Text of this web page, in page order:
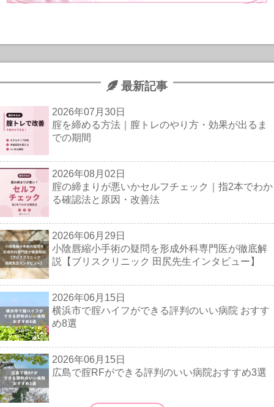
最新記事
2026年07月30日
腟を締める方法｜膣トレのやり方・効果が出るま
での期間
2026年08月02日
腟の締まりが悪いかセルフチェック｜指2本でわか
る確認法と原因・改善法
2026年06月29日
小陰唇縮小手術の疑問を形成外科専門医が徹底解
説【ブリスクリニック 田尻先生インタビュー】
2026年06月15日
横浜市で腟ハイフができる評判のいい病院 おすす
め8選
2026年06月15日
広島で腟RFができる評判のいい病院おすすめ3選